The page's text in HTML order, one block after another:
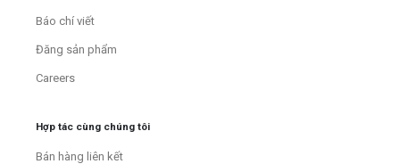
Báo chí viết
Đăng sản phẩm
Careers
Hợp tác cùng chúng tôi
Bán hàng liên kết